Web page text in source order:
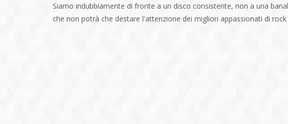
Siamo indubbiamente di fronte a un disco consistente, non a una
che non potrà che destare l'attenzione dei migliori appassionati di